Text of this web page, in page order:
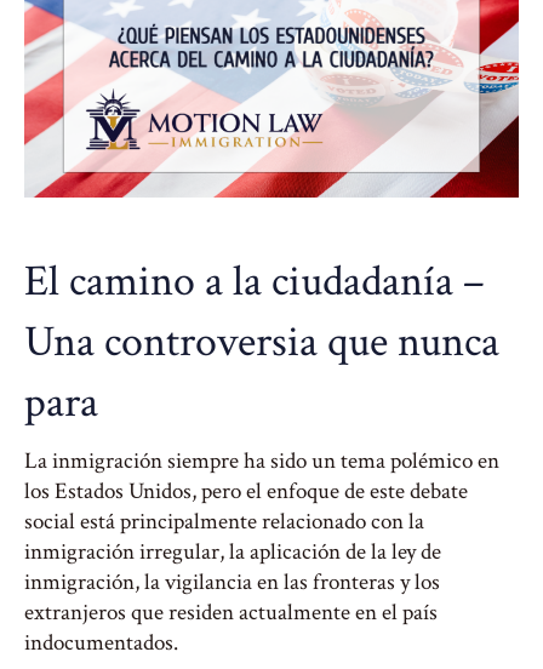
El camino a la ciudadanía –
Una controversia que nunca
para
La inmigración siempre ha sido un tema polémico en
los Estados Unidos, pero el enfoque de este debate
social está principalmente relacionado con la
inmigración irregular, la aplicación de la ley de
inmigración, la vigilancia en las fronteras y los
extranjeros que residen actualmente en el país
indocumentados.